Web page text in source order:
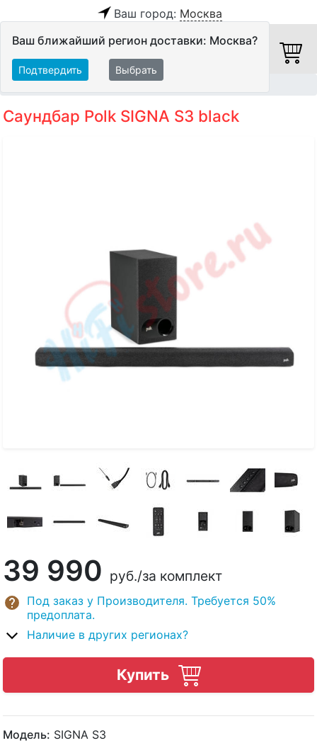
Ваш город: Москва
Ваш ближайший регион доставки: Москва?
Подтвердить Выбрать
Саундбар Polk SIGNA S3 black
39 990 руб./за комплект
Под заказ у Производителя. Требуется 50%
предоплата.
Наличие в других регионах?
Купить
Модель: SIGNA S3